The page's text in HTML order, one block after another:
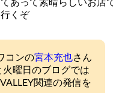
あって素晴らしいお店
くぞ
コンの宮本充也さん
曜日のブログでは
関連の発信を